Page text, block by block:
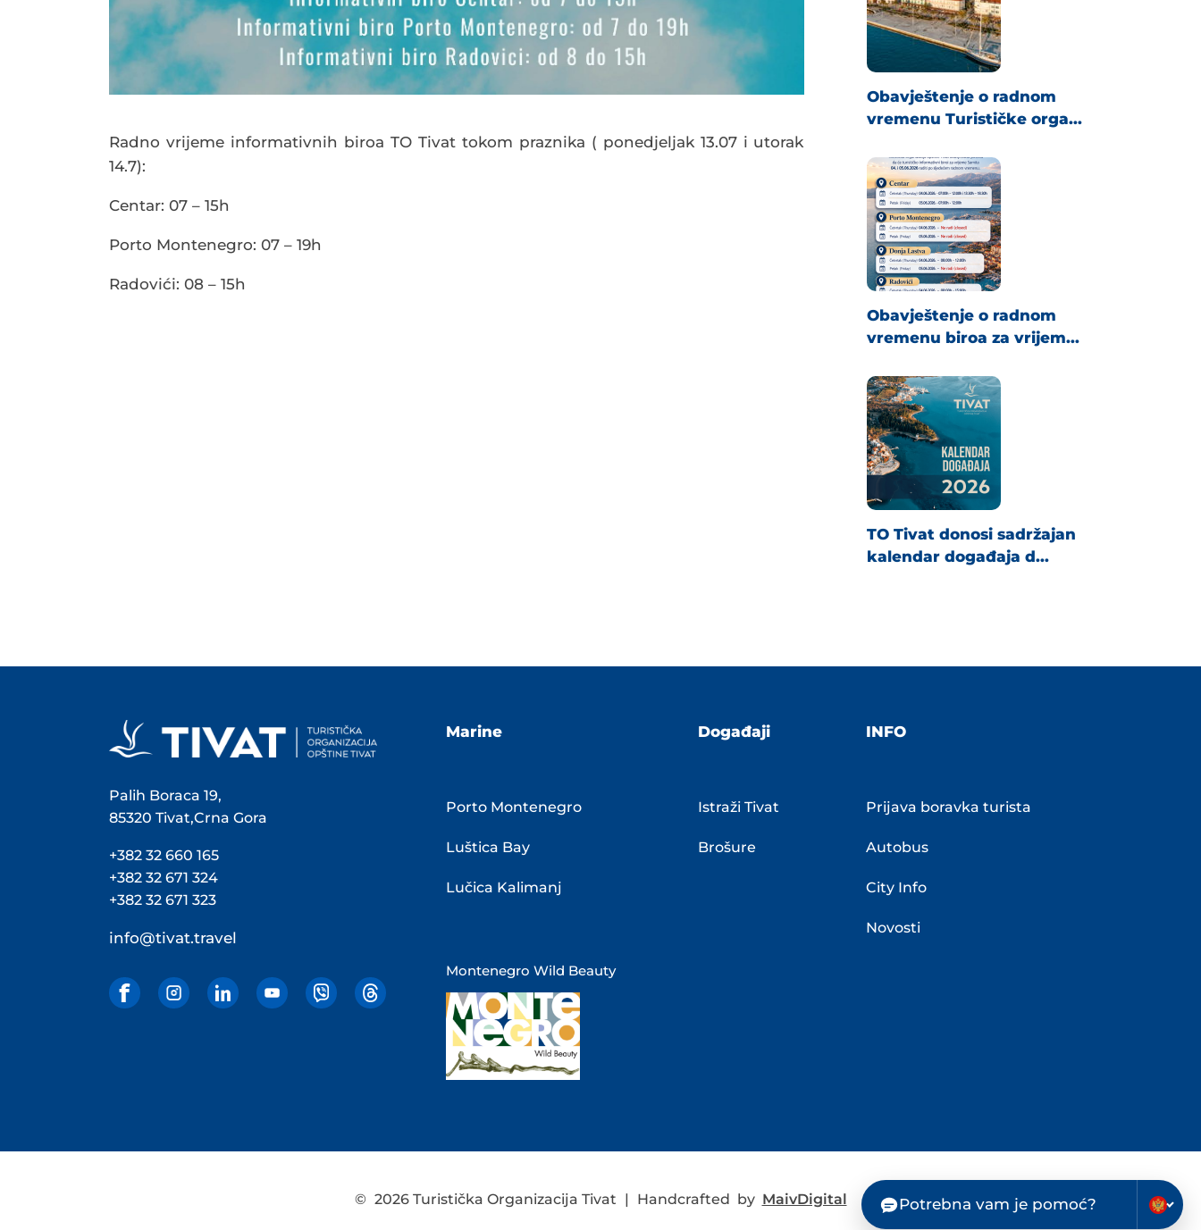
Radno vrijeme informativnih biroa TO Tivat tokom praznika ( ponedjeljak 13.07 i utorak
14.7):
Centar: 07 – 15h
Porto Montenegro: 07 – 19h
Radovići: 08 – 15h
Obavještenje o radnom
vremenu Turističke orga...
Obavještenje o radnom
vremenu biroa za vrijem...
TO Tivat donosi sadržajan
kalendar događaja d...
Palih Boraca 19,
85320 Tivat,Crna Gora
+382 32 660 165
+382 32 671 324
+382 32 671 323
info@tivat.travel
Marine
Porto Montenegro
Luštica Bay
Lučica Kalimanj
Montenegro Wild Beauty
Događaji
Istraži Tivat
Brošure
INFO
Prijava boravka turista
Autobus
City Info
Novosti
© 2026 Turistička Organizacija Tivat Handcrafted by MaivDigital Potrebna vam je pomoć?